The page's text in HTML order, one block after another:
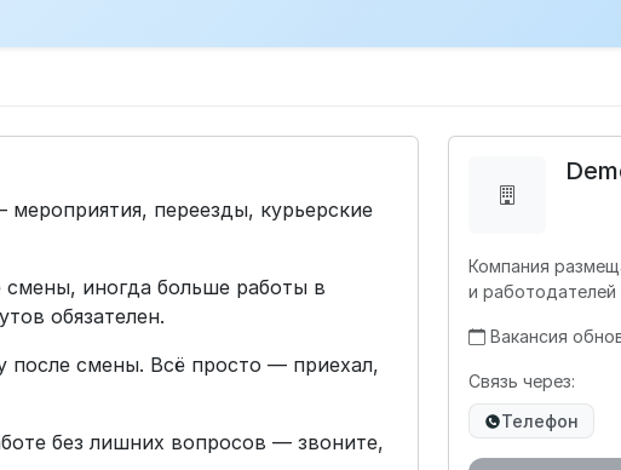
переезды, курьерские
иногда больше работы в
обязателен.
после смены. Всё просто — приехал,
без лишних вопросов — звоните,
Компания
и работодателей
Вакансия
Связь через:
Телефон